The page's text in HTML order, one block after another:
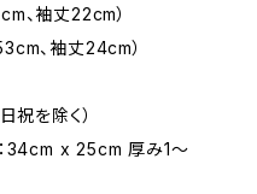
、袖丈22cm）
、袖丈24cm）
祝を除く）
：34cm x 25cm 厚み1〜